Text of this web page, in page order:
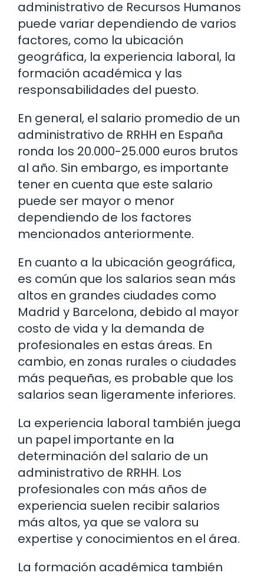
administrativo de Recursos Humanos
puede variar dependiendo de varios
factores, como la ubicación
geográfica, la experiencia laboral, la
formación académica y las
responsabilidades del puesto.
En general, el salario promedio de un
administrativo de RRHH en España
ronda los 20.000-25.000 euros brutos
al año. Sin embargo, es importante
tener en cuenta que este salario
puede ser mayor o menor
dependiendo de los factores
mencionados anteriormente.
En cuanto a la ubicación geográfica,
es común que los salarios sean más
altos en grandes ciudades como
Madrid y Barcelona, debido al mayor
costo de vida y la demanda de
profesionales en estas áreas. En
cambio, en zonas rurales o ciudades
más pequeñas, es probable que los
salarios sean ligeramente inferiores.
La experiencia laboral también juega
un papel importante en la
determinación del salario de un
administrativo de RRHH. Los
profesionales con más años de
experiencia suelen recibir salarios
más altos, ya que se valora su
expertise y conocimientos en el área.
La formación académica también